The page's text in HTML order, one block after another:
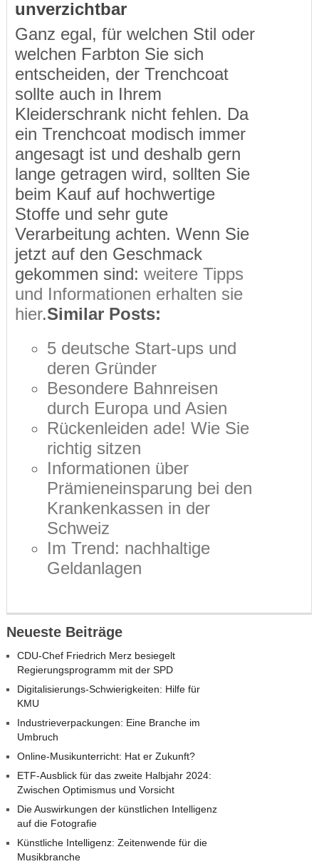
unverzichtbar
Ganz egal, für welchen Stil oder
welchen Farbton Sie sich
entscheiden, der Trenchcoat
sollte auch in Ihrem
Kleiderschrank nicht fehlen. Da
ein Trenchcoat modisch immer
angesagt ist und deshalb gern
lange getragen wird, sollten Sie
beim Kauf auf hochwertige
Stoffe und sehr gute
Verarbeitung achten. Wenn Sie
jetzt auf den Geschmack
gekommen sind: weitere Tipps
und Informationen erhalten sie
hier.Similar Posts:
5 deutsche Start-ups und
deren Gründer
Besondere Bahnreisen
durch Europa und Asien
Rückenleiden ade! Wie Sie
richtig sitzen
Informationen über
Prämieneinsparung bei den
Krankenkassen in der
Schweiz
Im Trend: nachhaltige
Geldanlagen
Neueste Beiträge
CDU-Chef Friedrich Merz besiegelt
Regierungsprogramm mit der SPD
Digitalisierungs-Schwierigkeiten: Hilfe für
KMU
Industrieverpackungen: Eine Branche im
Umbruch
Online-Musikunterricht: Hat er Zukunft?
ETF-Ausblick für das zweite Halbjahr 2024:
Zwischen Optimismus und Vorsicht
Die Auswirkungen der künstlichen Intelligenz
auf die Fotografie
Künstliche Intelligenz: Zeitenwende für die
Musikbranche